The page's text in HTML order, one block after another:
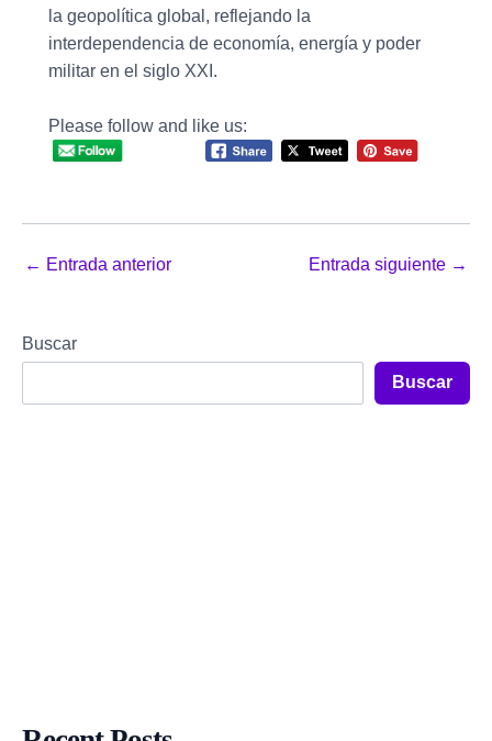
la geopolítica global, reflejando la
interdependencia de economía, energía y poder
militar en el siglo XXI.
Please follow and like us:
Navegación
← Entrada anterior Entrada siguiente →
Buscar
Buscar